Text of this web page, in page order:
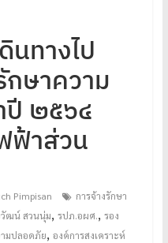
นทางไป
กษาความ
ปี ๒๕๖๔
ฟ้าส่วน
Pimpisan
การจ้างรักษา
ฒน์ สวนนุ่ม, รปภ.อผศ., รอง
มปลอดภัย, องค์การสงเคราะห์